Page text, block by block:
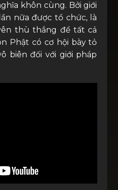
khôn cùng. Bởi giới
nữa được tổ chức, là
thù thắng để tất cả
Phật có cơ hội bày tỏ
biên đối với giới pháp